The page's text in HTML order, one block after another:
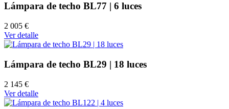
Lámpara de techo BL77 | 6 luces
2 005 €
Ver detalle
Lámpara de techo BL29 | 18 luces
2 145 €
Ver detalle